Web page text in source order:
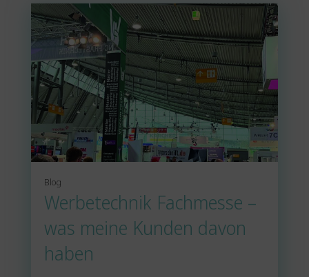
Blog
Werbetechnik Fachmesse –
was meine Kunden davon
haben